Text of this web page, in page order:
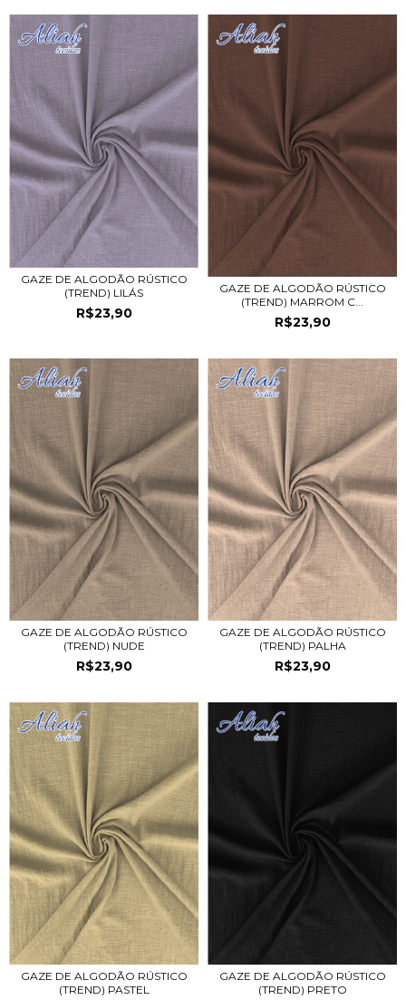
GAZE DE ALGODÃO RÚSTICO
(TREND) LILÁS
R$23,90
GAZE DE ALGODÃO RÚSTICO
(TREND) MARROM C...
R$23,90
GAZE DE ALGODÃO RÚSTICO
(TREND) NUDE
R$23,90
GAZE DE ALGODÃO RÚSTICO
(TREND) PALHA
R$23,90
GAZE DE ALGODÃO RÚSTICO
(TREND) PASTEL
GAZE DE ALGODÃO RÚSTICO
(TREND) PRETO